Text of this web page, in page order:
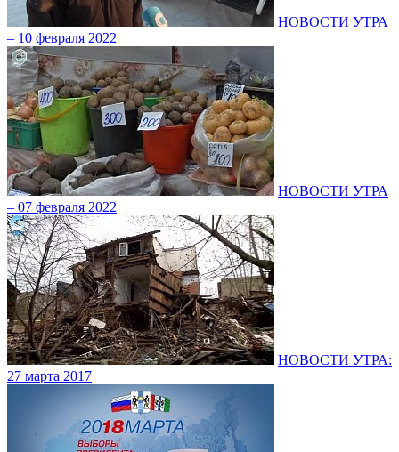
НОВОСТИ УТРА
– 10 февраля 2022
НОВОСТИ УТРА
– 07 февраля 2022
НОВОСТИ УТРА:
27 марта 2017